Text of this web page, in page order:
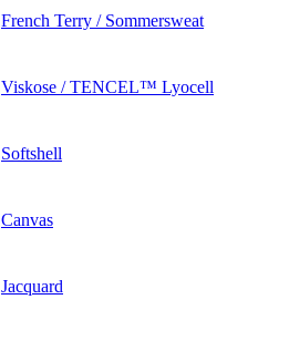
French Terry / Sommersweat
Viskose / TENCEL™ Lyocell
Softshell
Canvas
Jacquard